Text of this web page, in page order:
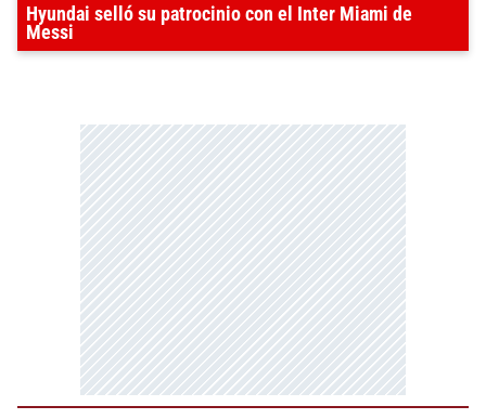
Hyundai selló su patrocinio con el Inter Miami de
Messi